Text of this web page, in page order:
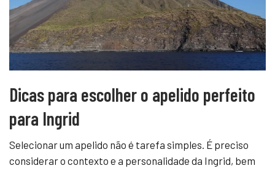
Dicas para escolher o apelido perfeito
para Ingrid
Selecionar um apelido não é tarefa simples. É preciso
considerar o contexto e a personalidade da Ingrid, bem